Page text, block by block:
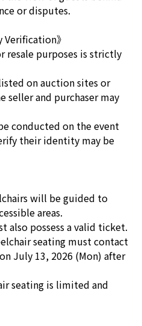
or disputes.
》
resale purposes is strictly
on auction sites or
and purchaser may
conducted on the event
their identity may be
will be guided to
areas.
also possess a valid ticket.
seating must contact
July 13, 2026 (Mon) after
seating is limited and